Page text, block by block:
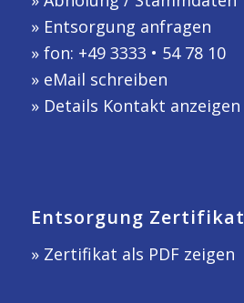
» Entsorgung anfragen
» fon: +49 3333 • 54 78 10
» eMail schreiben
» Details Kontakt anzeigen
Entsorgung Zertifikat
» Zertifikat als PDF zeigen